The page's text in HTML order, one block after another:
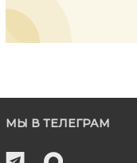
МЫ В ТЕЛЕГРАМ